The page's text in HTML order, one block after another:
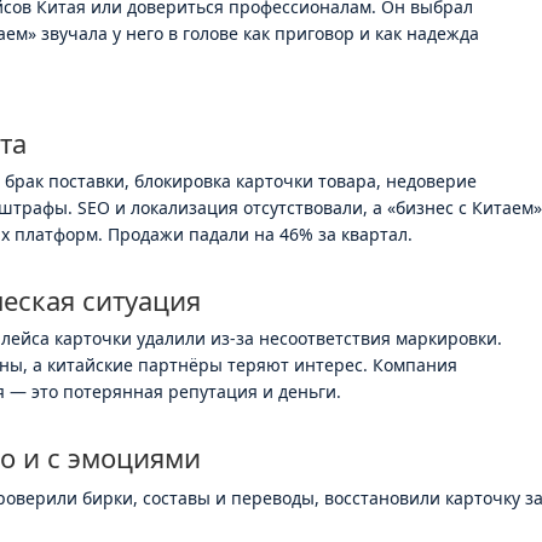
Китая или довериться профессионалам. Он выбрал
звучала у него в голове как приговор и как надежда
поставки, блокировка карточки товара, недоверие
SEO и локализация отсутствовали, а «бизнес с Китаем»
платформ. Продажи падали на 46% за квартал.
ситуация
карточки удалили из-за несоответствия маркировки.
а китайские партнёры теряют интерес. Компания
— это потерянная репутация и деньги.
и с эмоциями
бирки, составы и переводы, восстановили карточку